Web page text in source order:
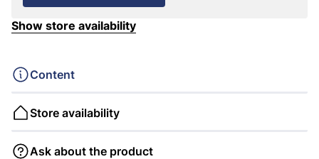
Show store availability
Content
Store availability
Ask about the product